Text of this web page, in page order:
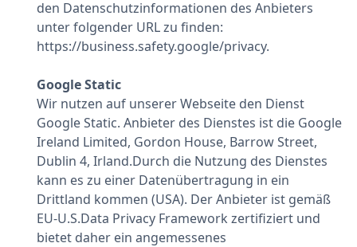
den Datenschutzinformationen des Anbieters
unter folgender URL zu finden:
https://business.safety.google/privacy.
Google Static
Wir nutzen auf unserer Webseite den Dienst
Google Static. Anbieter des Dienstes ist die Google
Ireland Limited, Gordon House, Barrow Street,
Dublin 4, Irland.Durch die Nutzung des Dienstes
kann es zu einer Datenübertragung in ein
Drittland kommen (USA). Der Anbieter ist gemäß
EU-U.S.Data Privacy Framework zertifiziert und
bietet daher ein angemessenes